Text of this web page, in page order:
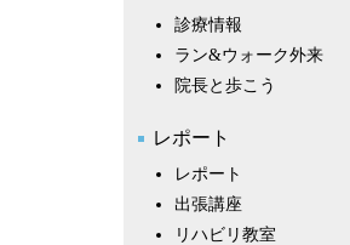
診療情報
ラン&ウォーク外来
院長と歩こう
レポート
レポート
出張講座
リハビリ教室